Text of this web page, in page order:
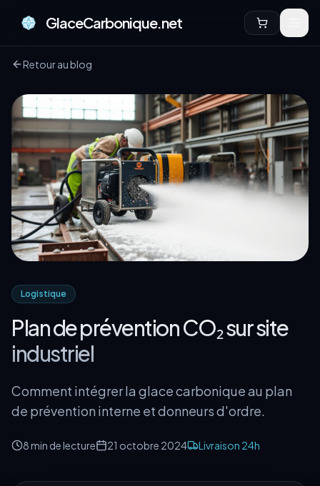
GlaceCarbonique.net
Retour au blog
Logistique
Plan de prévention CO₂ sur site
industriel
Comment intégrer la glace carbonique au plan
de prévention interne et donneurs d'ordre.
8 min de lecture 21 octobre 2024 Livraison 24h